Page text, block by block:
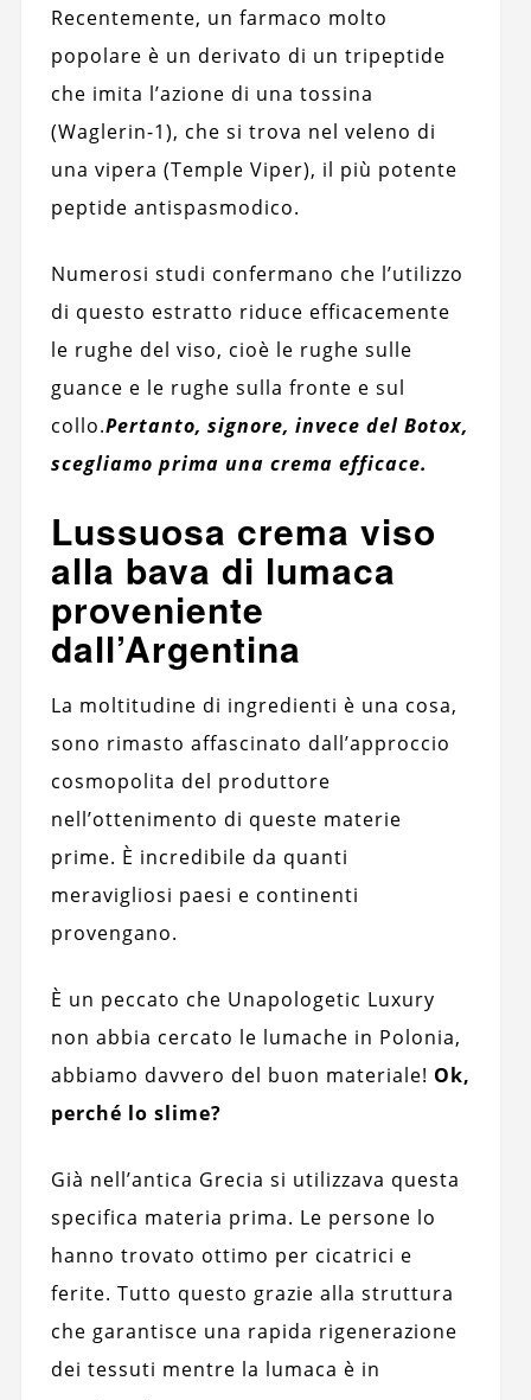
Recentemente, un farmaco molto
popolare è un derivato di un tripeptide
che imita l’azione di una tossina
(Waglerin-1), che si trova nel veleno di
una vipera (Temple Viper), il più potente
peptide antispasmodico.
Numerosi studi confermano che l’utilizzo
di questo estratto riduce efficacemente
le rughe del viso, cioè le rughe sulle
guance e le rughe sulla fronte e sul
collo.Pertanto, signore, invece del Botox,
scegliamo prima una crema efficace.
Lussuosa crema viso
alla bava di lumaca
proveniente
dall’Argentina
La moltitudine di ingredienti è una cosa,
sono rimasto affascinato dall’approccio
cosmopolita del produttore
nell’ottenimento di queste materie
prime. È incredibile da quanti
meravigliosi paesi e continenti
provengano.
È un peccato che Unapologetic Luxury
non abbia cercato le lumache in Polonia,
abbiamo davvero del buon materiale! Ok,
perché lo slime?
Già nell’antica Grecia si utilizzava questa
specifica materia prima. Le persone lo
hanno trovato ottimo per cicatrici e
ferite. Tutto questo grazie alla struttura
che garantisce una rapida rigenerazione
dei tessuti mentre la lumaca è in